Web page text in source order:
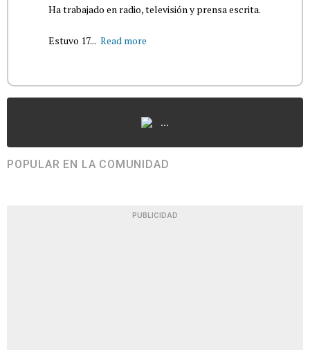
Ha trabajado en radio, televisión y prensa escrita.
Estuvo 17... Read more
...
POPULAR EN LA COMUNIDAD
PUBLICIDAD